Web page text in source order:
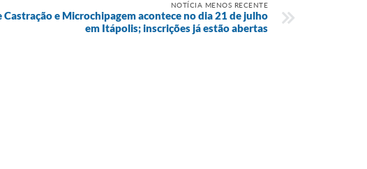
NOTÍCIA MENOS RECENTE
e Microchipagem acontece no dia 21 de julho
em Itápolis; inscrições já estão abertas